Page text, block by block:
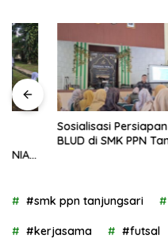
Sosialisasi Persiapan Sekolah
BLUD di SMK PPN Tanjungsari
#smk ppn tanjungsari
#kerjasama #futsal